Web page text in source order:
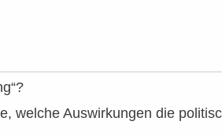
welche Auswirkungen die